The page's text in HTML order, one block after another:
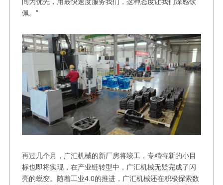
佩。”
再过几个月，广汇机械的新厂房将竣工，专精特新的小目
标也即将实现，在产业链转型中，广汇机械无疑完成了闪
亮的蜕变。随着工业4.0的推进，广汇机械还在积极探索数